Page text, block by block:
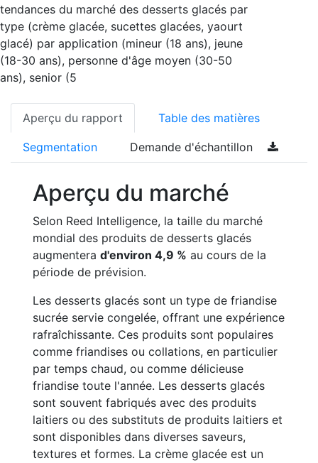
tendances du marché des desserts glacés par
type (crème glacée, sucettes glacées, yaourt
glacé) par application (mineur (18 ans), jeune
(18-30 ans), personne d'âge moyen (30-50
ans), senior (5
Aperçu du rapport Table des matières
Segmentation Demande d'échantillon
Aperçu du marché
Selon Reed Intelligence, la taille du marché
mondial des produits de desserts glacés
augmentera d'environ 4,9 % au cours de la
période de prévision.
Les desserts glacés sont un type de friandise
sucrée servie congelée, offrant une expérience
rafraîchissante. Ces produits sont populaires
comme friandises ou collations, en particulier
par temps chaud, ou comme délicieuse
friandise toute l'année. Les desserts glacés
sont souvent fabriqués avec des produits
laitiers ou des substituts de produits laitiers et
sont disponibles dans diverses saveurs,
textures et formes. La crème glacée est un